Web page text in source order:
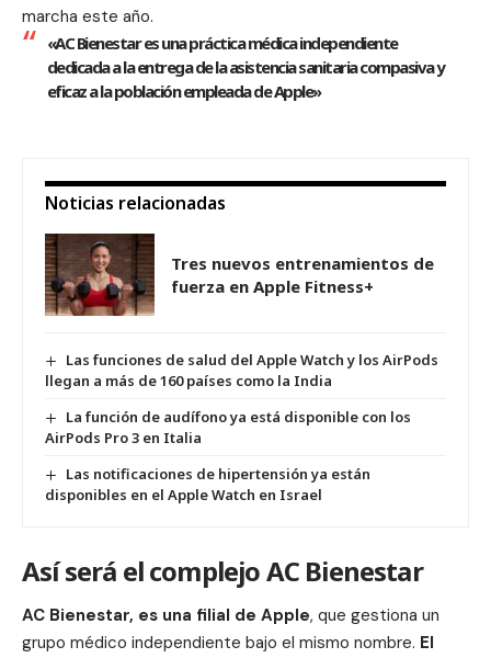
marcha este año.
«AC Bienestar es una práctica médica independiente
dedicada a la entrega de la asistencia sanitaria compasiva y
eficaz a la población empleada de Apple»
Noticias relacionadas
Tres nuevos entrenamientos de
fuerza en Apple Fitness+
Las funciones de salud del Apple Watch y los AirPods
llegan a más de 160 países como la India
La función de audífono ya está disponible con los
AirPods Pro 3 en Italia
Las notificaciones de hipertensión ya están
disponibles en el Apple Watch en Israel
Así será el complejo AC Bienestar
AC Bienestar, es una filial de Apple, que gestiona un
grupo médico independiente bajo el mismo nombre. El